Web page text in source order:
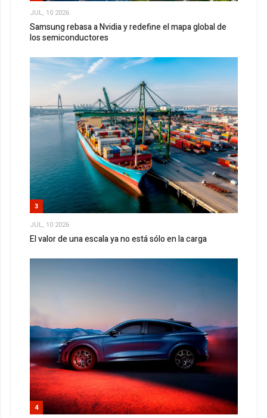
JUL, 10 2026
Samsung rebasa a Nvidia y redefine el mapa global de
los semiconductores
3
JUL, 10 2026
El valor de una escala ya no está sólo en la carga
4